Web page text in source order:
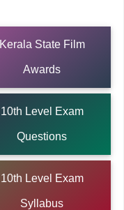
Kerala State Film
Awards
10th Level Exam
Questions
10th Level Exam
Syllabus